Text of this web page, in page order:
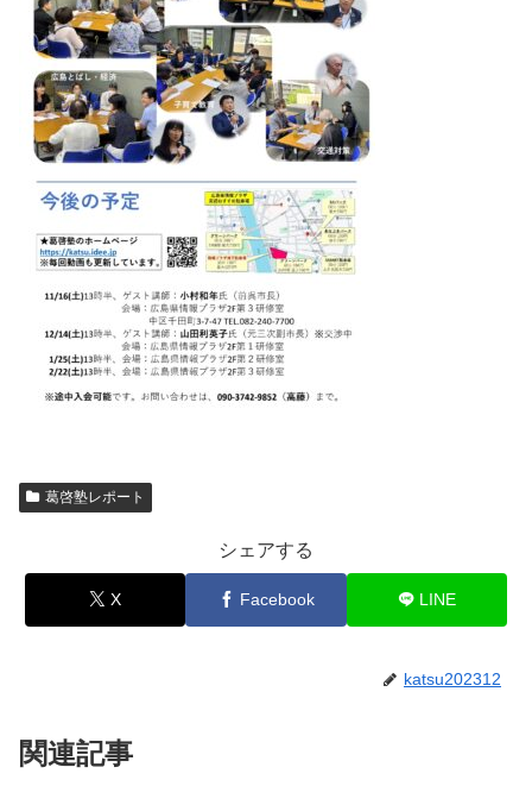
葛啓塾レポート
シェアする
X Facebook LINE
katsu202312
関連記事